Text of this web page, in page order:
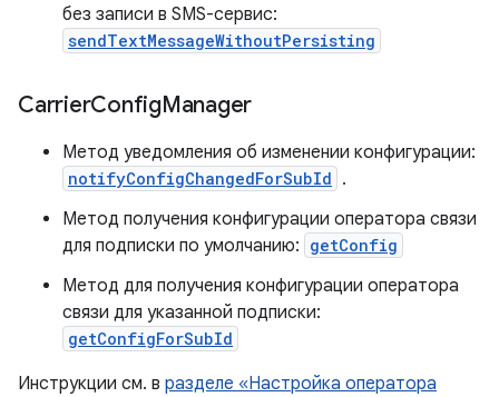
без записи в SMS-сервис:
sendTextMessageWithoutPersisting
CarrierConfigManager
Метод уведомления об изменении конфигурации:
notifyConfigChangedForSubId .
Метод получения конфигурации оператора связи
для подписки по умолчанию: getConfig
Метод для получения конфигурации оператора
связи для указанной подписки:
getConfigForSubId
Инструкции см. в разделе «Настройка оператора